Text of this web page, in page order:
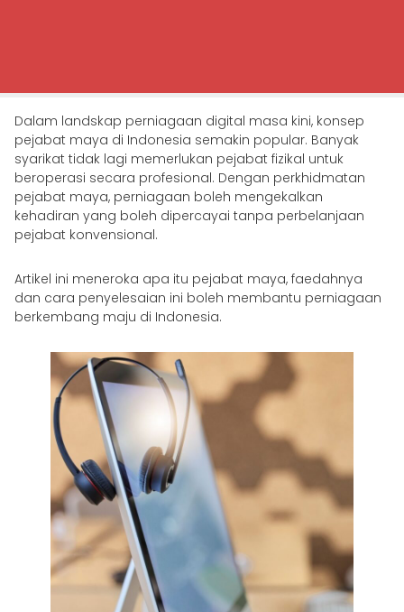
Dalam landskap perniagaan digital masa kini, konsep
pejabat maya di Indonesia semakin popular. Banyak
syarikat tidak lagi memerlukan pejabat fizikal untuk
beroperasi secara profesional. Dengan perkhidmatan
pejabat maya, perniagaan boleh mengekalkan
kehadiran yang boleh dipercayai tanpa perbelanjaan
pejabat konvensional.
Artikel ini meneroka apa itu pejabat maya, faedahnya
dan cara penyelesaian ini boleh membantu perniagaan
berkembang maju di Indonesia.